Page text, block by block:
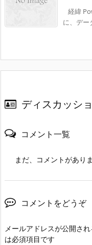
経緯
に、デー
ディスカッシ
コメント一覧
まだ、コメントがあり
コメントをどうぞ
メールアドレスが公開され
は必須項目です